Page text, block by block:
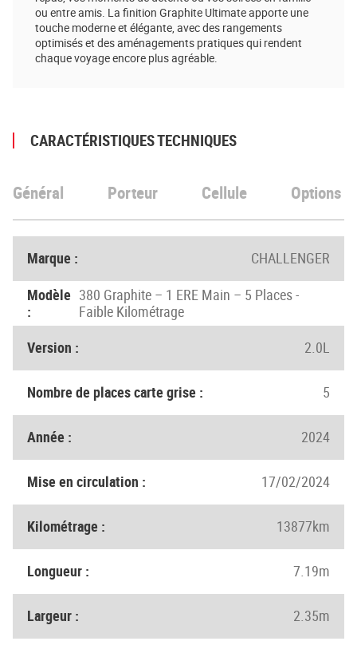
ou entre amis. La finition Graphite Ultimate apporte une
touche moderne et élégante, avec des rangements
optimisés et des aménagements pratiques qui rendent
chaque voyage encore plus agréable.
CARACTÉRISTIQUES TECHNIQUES
Général Porteur Cellule Options
Marque :
CHALLENGER
Modèle
:
380 Graphite – 1 ERE Main – 5 Places -
Faible Kilométrage
Version :
2.0L
Nombre de places carte grise : 5
Année : 2024
Mise en circulation : 17/02/2024
Kilométrage : 13877km
Longueur : 7.19m
Largeur : 2.35m